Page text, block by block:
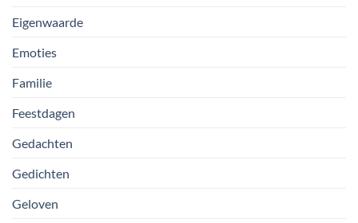
Eigenwaarde
Emoties
Familie
Feestdagen
Gedachten
Gedichten
Geloven